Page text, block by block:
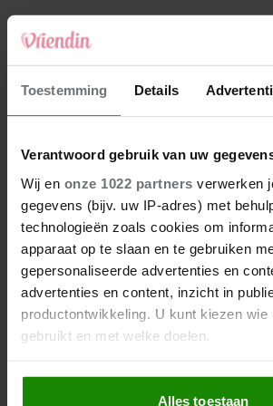
Toestemming Details
Verantwoord gebruik van uw
Wij en onze 1022 partners verwerken
gegevens (bijv. uw IP-adres) met
technologieën zoals cookies om
apparaat op te slaan en te gebruiken
gepersonaliseerde advertenties en
advertenties en content, inzicht in
productontwikkeling. U kunt kiezen wie
gebruikt en met welke doelen.
Als u het toestaat, willen we ook graag:
Alles toestaan
4 fluistert hij. Ik sluit mijn ogen
5 Makelaar Mandy:
Hij sprak eng kalm’
Nieuw